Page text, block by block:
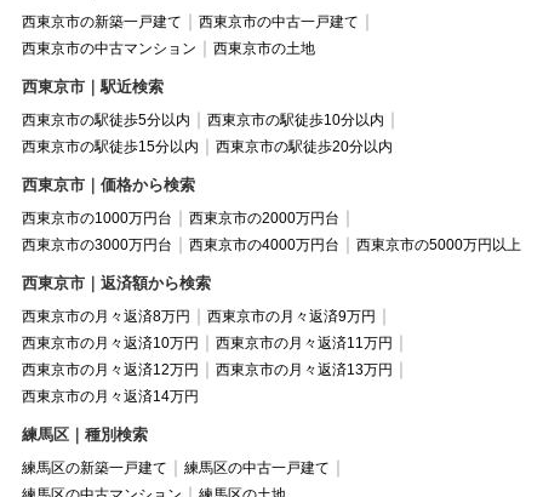
西東京市の新築一戸建て
西東京市の中古一戸建て
西東京市の中古マンション
西東京市の土地
西東京市｜駅近検索
西東京市の駅徒歩5分以内
西東京市の駅徒歩10分以内
西東京市の駅徒歩15分以内
西東京市の駅徒歩20分以内
西東京市｜価格から検索
西東京市の1000万円台
西東京市の2000万円台
西東京市の3000万円台
西東京市の4000万円台 西東京市の5000万円以上
西東京市｜返済額から検索
西東京市の月々返済8万円
西東京市の月々返済9万円
西東京市の月々返済10万円
西東京市の月々返済11万円
西東京市の月々返済12万円
西東京市の月々返済13万円
西東京市の月々返済14万円
練馬区｜種別検索
練馬区の新築一戸建て
練馬区の中古一戸建て